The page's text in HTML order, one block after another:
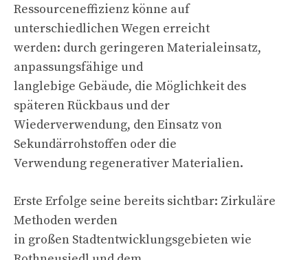
Ressourceneffizienz könne auf
unterschiedlichen Wegen erreicht
werden: durch geringeren Materialeinsatz,
anpassungsfähige und
langlebige Gebäude, die Möglichkeit des
späteren Rückbaus und der
Wiederverwendung, den Einsatz von
Sekundärrohstoffen oder die
Verwendung regenerativer Materialien.
Erste Erfolge seine bereits sichtbar: Zirkuläre
Methoden werden
in großen Stadtentwicklungsgebieten wie